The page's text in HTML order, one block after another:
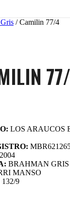
/ Camilin 77/4
LOS ARAUCOS
BRAHMAN GRIS
MANSO
9